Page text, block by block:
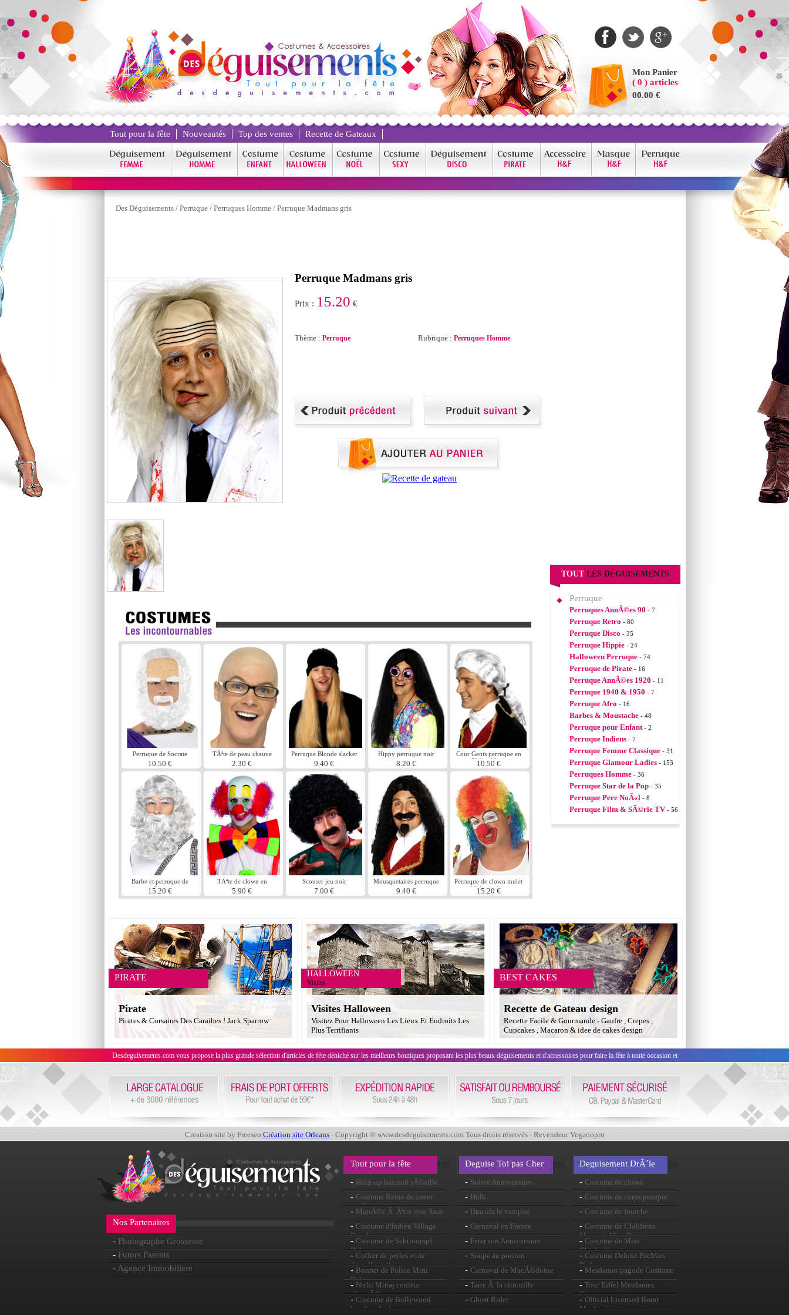
Mon Panier
( 0 ) articles
00.00 €
Tout pour la fête Nouveautés Top des ventes Recette de Gateaux
Des Déguisements / Perruque / Perruques Homme / Perruque Madmans gris
Perruque Madmans gris
Prix : 15.20 €
Thème : Perruque Rubrique : Perruques Homme
Perruque de Socrate
10.50 €
TÃªte de peau chauve
2.30 €
Perruque Blonde slacker
9.40 €
Hippy perruque noir
8.20 €
Cour Gents perruque en
Nylon blanc
10.50 €
Barbe et perruque de
Zeus
15.20 €
TÃªte de clown en
caoutchouc
5.90 €
Scouser jeu noir
7.00 €
Mousquetaires perruque
noire
9.40 €
Perruque de clown mulet
Multi couleur
15.20 €
TOUT LES DÉGUISEMENTS
Perruque
Perruques AnnÃ©es 90 - 7
Perruque Retro - 80
Perruque Disco - 35
Perruque Hippie - 24
Halloween Perruque - 74
Perruque de Pirate - 16
Perruque AnnÃ©es 1920 - 11
Perruque 1940 & 1950 - 7
Perruque Afro - 16
Barbes & Moustache - 48
Perruque pour Enfant - 2
Perruque Indiens - 7
Perruque Femme Classique - 31
Perruque Glamour Ladies - 153
Perruques Homme - 36
Perruque Star de la Pop - 35
Perruque Pere NoÃ«l - 8
Perruque Film & SÃ©rie TV- 56
PIRATE
Pirate
Pirates & Corsaires Des Caraibes ! Jack Sparrow
HALLOWEEN
Visites
Visites Halloween
Visitez Pour Halloween Les Lieux Et Endroits Les
Plus Terrifiants
BEST CAKES
Recette de Gateau design
Recette Facile & Gourmande - Gaufre , Crepes ,
Cupcakes , Macaron & idee de cakes design
Desdeguisements.com vous propose la plus grande sélection d'articles de fête déniché sur les meilleurs boutiques proposant les plus beaux déguisements et d'accessoires pour faire la fête à toute occasion et
évènement !
Creation site by Freeseo Création site Orleans- Copyright © www.desdeguisements.com Tous droits réservés - Revendeur Vegaoopro
Nos Partenaires
- Photographe Grossesse
- Futurs Parents
- Agence Immobiliere
Tout pour la fête
- Hold-up bas noir rÃ©sille
- Costume Reine de coeur
sombre
- MariÃ©e Ã Ãªtre rose Sash
- Costume d'Indien Village
People
- Costume de Schtroumpf
Deluxe
- Collier de perles et de
dentelle gothique
- Bonnet de Police Mini
Deluxe
- Nicki Minaj couleur
plongÃ© perruque
- Costume de Bollywood
Leading Lady
Deguise Toi pas Cher
- Soiree Anniversaire
- Hulk
- Dracula le vampire
- Carnaval en France
- Feter son Anniversaire
- Soupe au potiron
- Carnaval de MacÃ©doine
- Tarte Ã la citrouille
- Ghost Rider
Deguisement DrÃ´le
- Costume de clown
- Costume de corps pourpre
- Costume de fourche
- Costume de Childrens
Muppets Miss Piggy
- Costume de Miss
Oktoberbreast
- Costume Deluxe PacMan
Pinky
- Mesdames pagode Costume
- Tour Eiffel Mesdames
Costume
- Official Licensed Borat
Mankini vert